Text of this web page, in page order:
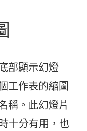
部顯示幻燈
工作表的縮圖
稱。此幻燈片
十分有用，也